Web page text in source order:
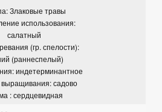
Злаковые травы
использования:
салатный
(гр. спелости):
(раннеспелый)
индетерминантное
садово
: сердцевидная